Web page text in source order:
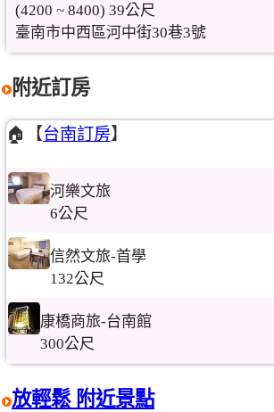
(4200 ~ 8400) 39公尺
臺南市中西區河中街30巷3號
附近訂房
🏠【台南訂房】
河樂文旅
6公尺
信然文旅-首學
132公尺
康橋商旅-台南館
300公尺
放輕鬆 附近景點